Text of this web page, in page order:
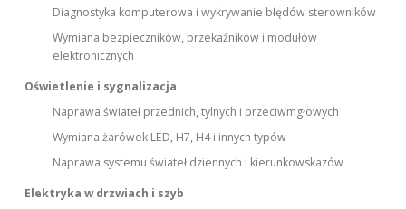
Diagnostyka komputerowa i wykrywanie błędów sterowników
Wymiana bezpieczników, przekaźników i modułów
elektronicznych
Oświetlenie i sygnalizacja
Naprawa świateł przednich, tylnych i przeciwmgłowych
Wymiana żarówek LED, H7, H4 i innych typów
Naprawa systemu świateł dziennych i kierunkowskazów
Elektryka w drzwiach i szyb